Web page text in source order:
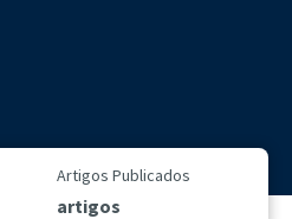
Artigos Publicados
artigos